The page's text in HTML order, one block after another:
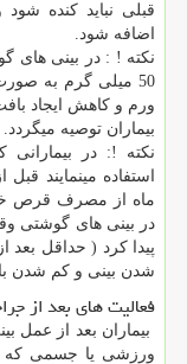
قبلی نباید کنده
اضافه شود.
نکته ! : در بینی های
ورم و کاهش ایجاد
بیماران توصیه میگردد.
نکته !: در
ماه از مصرف قرص
در بینی های گوشتی
پیدا کرد ( حداقل
شدن بینی و کم شدن
فعالیت های بعد از
بیماران بعد از عمل
ورزشی یا جسمی که به